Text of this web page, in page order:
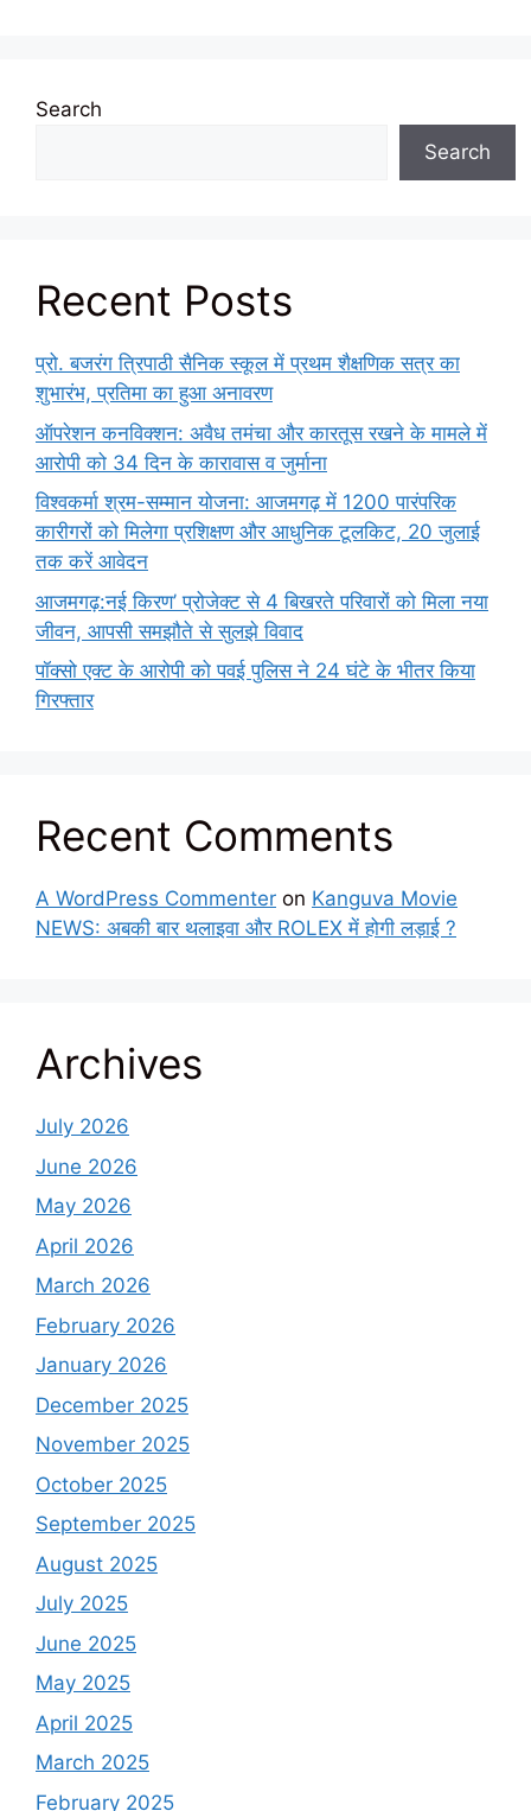
Search
Search
Recent Posts
प्रो. बजरंग त्रिपाठी सैनिक स्कूल में प्रथम शैक्षणिक सत्र का
शुभारंभ, प्रतिमा का हुआ अनावरण
ऑपरेशन कनविक्शन: अवैध तमंचा और कारतूस रखने के मामले में
आरोपी को 34 दिन के कारावास व जुर्माना
विश्वकर्मा श्रम-सम्मान योजना: आजमगढ़ में 1200 पारंपरिक
कारीगरों को मिलेगा प्रशिक्षण और आधुनिक टूलकिट, 20 जुलाई
तक करें आवेदन
आजमगढ़:नई किरण’ प्रोजेक्ट से 4 बिखरते परिवारों को मिला नया
जीवन, आपसी समझौते से सुलझे विवाद
पॉक्सो एक्ट के आरोपी को पवई पुलिस ने 24 घंटे के भीतर किया
गिरफ्तार
Recent Comments
A WordPress Commenter on Kanguva Movie
NEWS: अबकी बार थलाइवा और ROLEX में होगी लड़ाई ?
Archives
July 2026
June 2026
May 2026
April 2026
March 2026
February 2026
January 2026
December 2025
November 2025
October 2025
September 2025
August 2025
July 2025
June 2025
May 2025
April 2025
March 2025
February 2025